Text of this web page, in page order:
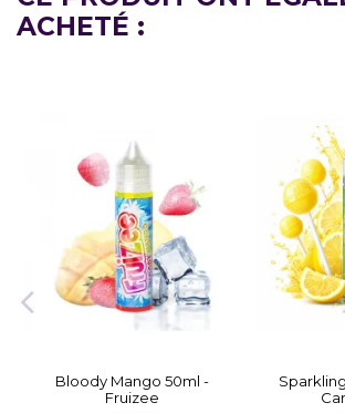
ACHETÉ :
Bloody Mango 50ml -
Fruizee